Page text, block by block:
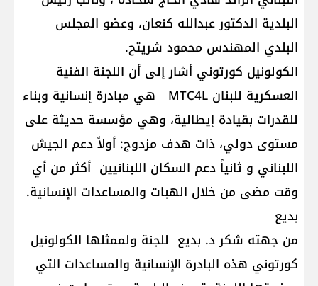
البلدية الدكتور عبدالله كنعان، وعضو المجلس
البلدي المهندس محمود شريتح.
الكولونيل كورتوني أشار إلى أن اللجنة الفنية
العسكرية للبنان MTC4L هي مبادرة إنسانية وبناء
للقدرات بقيادة إيطالية، وهي مؤسسة حديثة على
مستوى دولي، ذات هدف مزدوج: أولاً دعم الجيش
اللبناني و ثانياً دعم السكان اللبنانيين أكثر من أي
وقت مضى من خلال الهبات والمساعدات الإنسانية.
بديع
من جهته شكر د. بديع للجنة ولممثلها الكولونيل
كورتوني هذه البادرة الإنسانية والمساعدات التي